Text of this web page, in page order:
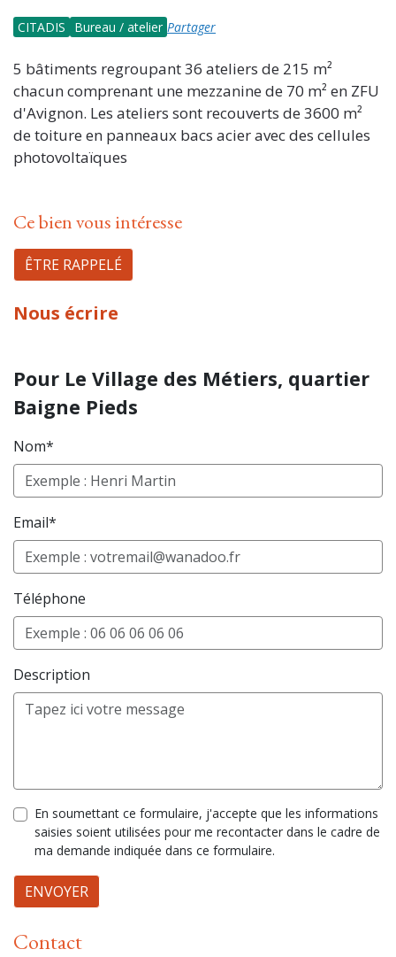
CITADIS Bureau / atelier Partager
5 bâtiments regroupant 36 ateliers de 215 m²
chacun comprenant une mezzanine de 70 m² en ZFU
d'Avignon. Les ateliers sont recouverts de 3600 m²
de toiture en panneaux bacs acier avec des cellules
photovoltaïques
Ce bien vous intéresse
ÊTRE RAPPELÉ
Nous écrire
Pour Le Village des Métiers, quartier
Baigne Pieds
Nom*
Email*
Téléphone
Description
En soumettant ce formulaire, j'accepte que les informations
saisies soient utilisées pour me recontacter dans le cadre de
ma demande indiquée dans ce formulaire.
ENVOYER
Contact